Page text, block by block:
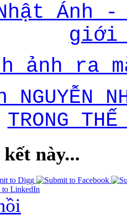
Nhật Ánh
giới
ảnh ra
TRONG
này...